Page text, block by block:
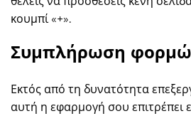
κουμπί «+».
Συμπλήρωση
Εκτός από τη δυνατότητα
αυτή η εφαρμογή σου επιτρέπει